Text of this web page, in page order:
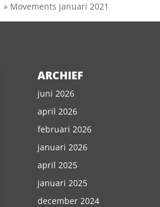
» Movements januari 2021
ARCHIEF
juni 2026
april 2026
februari 2026
januari 2026
april 2025
januari 2025
december 2024